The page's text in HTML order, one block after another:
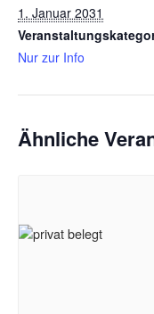
1. Januar 2031
Nur zur Info
Ähnliche